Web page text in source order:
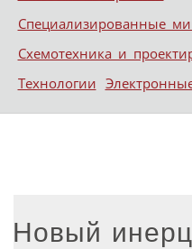
Специализированные
Схемотехника и
Технологии
Новый